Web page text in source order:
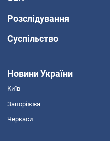
Розслідування
Суспільство
Новини України
Київ
Запоріжжя
Черкаси